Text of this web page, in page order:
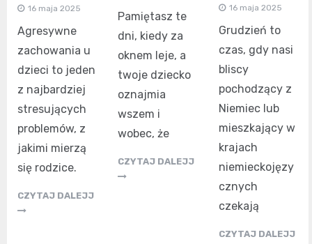
16 maja 2025
Agresywne
zachowania u
dzieci to jeden
z najbardziej
stresujących
problemów, z
jakimi mierzą
się rodzice.
CZYTAJ DALEJJ
Pamiętasz te
dni, kiedy za
oknem leje, a
twoje dziecko
oznajmia
wszem i
wobec, że
CZYTAJ DALEJJ
16 maja 2025
Grudzień to
czas, gdy nasi
bliscy
pochodzący z
Niemiec lub
mieszkający w
krajach
niemieckojęzy
cznych
czekają
CZYTAJ DALEJJ